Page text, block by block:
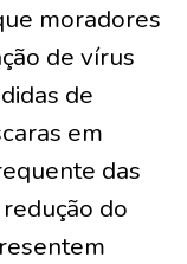
moradores
de vírus
de
em
das
do